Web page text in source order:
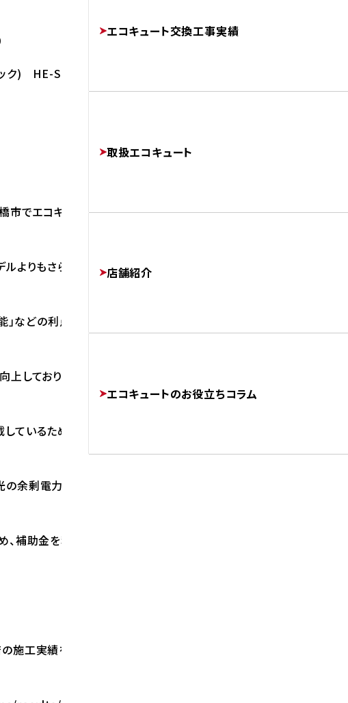
BETTER
FLOW
エコキュート交換工事実績
取扱エコキュート
店舗紹介
エコキュートのお役立ちコラム
ク) HE-S37LQS
でエコキュートを交換しました。
ルよりもさらに進化した
」などの利点があります。
しており、
ているため、
余剰電力でお湯を作ることが可能です。
補助金を利用してお得に交換することが可能です。
工実績をご覧ください。